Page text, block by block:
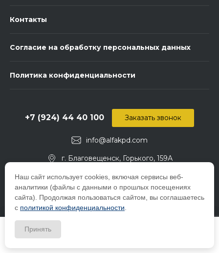
Наш сайт использует cookies, включая сервисы веб-
аналитики (файлы с данными о прошлых посещениях
сайта). Продолжая пользоваться сайтом, вы соглашаетесь
с политикой конфиденциальности
Принять
Контакты
Согласие на обработку персональных данных
Политика конфиденциальности
info@alfakpd.com
+7 (924) 44 40 100
г. Благовещенск, Горького, 159А
Заказать звонок
Создание сайта -